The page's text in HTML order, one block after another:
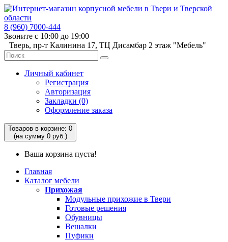
8 (960) 7000-444
Звоните с 10:00 до 19:00
Тверь, пр-т Калинина 17, ТЦ Дисамбар 2 этаж "Мебель"
Личный кабинет
Регистрация
Авторизация
Закладки (0)
Оформление заказа
Товаров в корзине: 0
(на сумму 0 руб.)
Ваша корзина пуста!
Главная
Каталог мебели
Прихожая
Модульные прихожие в Твери
Готовые решения
Обувницы
Вешалки
Пуфики